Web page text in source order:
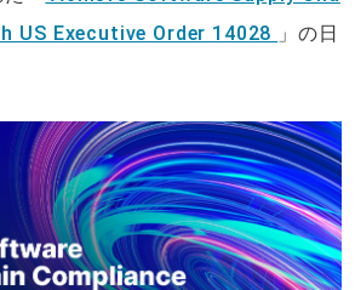
US Executive Order 14028
」の日